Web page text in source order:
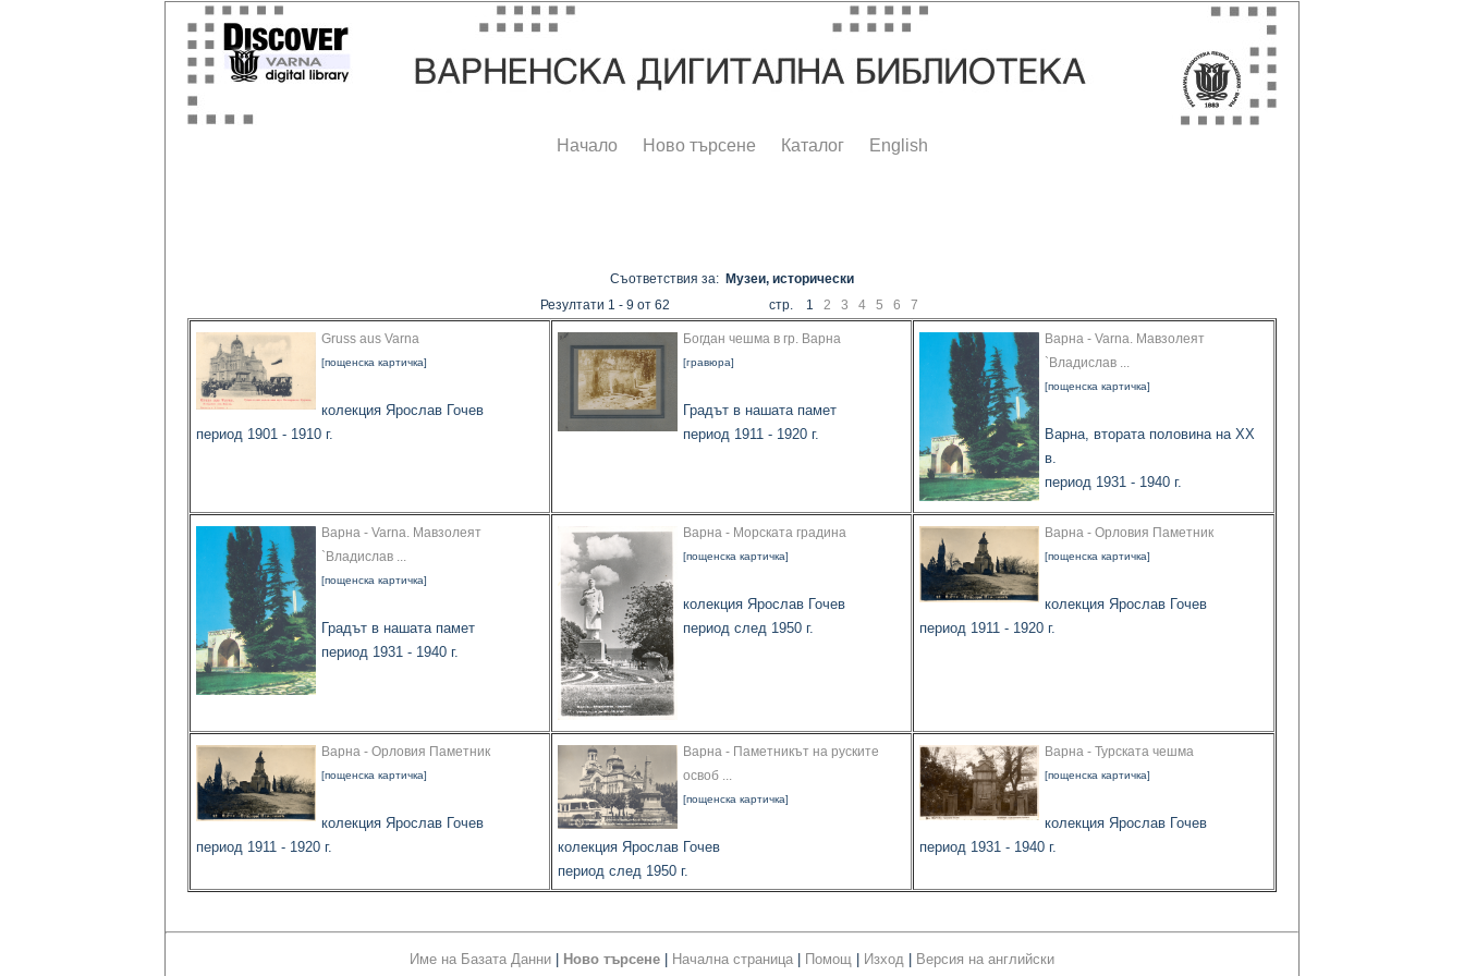
Начало Ново търсене Каталог English
Съответствия за: Музеи, исторически
Резултати 1 - 9 от 62
стр. 1 2 3 4 5 6 7
Gruss aus Varna
[пощенска картичка]
колекция Ярослав Гочев
период 1901 - 1910 г.
Богдан чешма в гр. Варна
[гравюра]
Градът в нашата памет
период 1911 - 1920 г.
Варна - Varna. Мавзолеят
`Владислав ...
[пощенска картичка]
Варна, втората половина на XX
в.
период 1931 - 1940 г.
Варна - Varna. Мавзолеят
`Владислав ...
[пощенска картичка]
Градът в нашата памет
период 1931 - 1940 г.
Варна - Морската градина
[пощенска картичка]
колекция Ярослав Гочев
период след 1950 г.
Варна - Орловия Паметник
[пощенска картичка]
колекция Ярослав Гочев
период 1911 - 1920 г.
Варна - Орловия Паметник
[пощенска картичка]
колекция Ярослав Гочев
период 1911 - 1920 г.
Варна - Паметникът на руските
освоб ...
[пощенска картичка]
колекция Ярослав Гочев
период след 1950 г.
Варна - Турската чешма
[пощенска картичка]
колекция Ярослав Гочев
период 1931 - 1940 г.
Име на Базата Данни Ново търсене Начална страница Помощ Изход Версия на английски